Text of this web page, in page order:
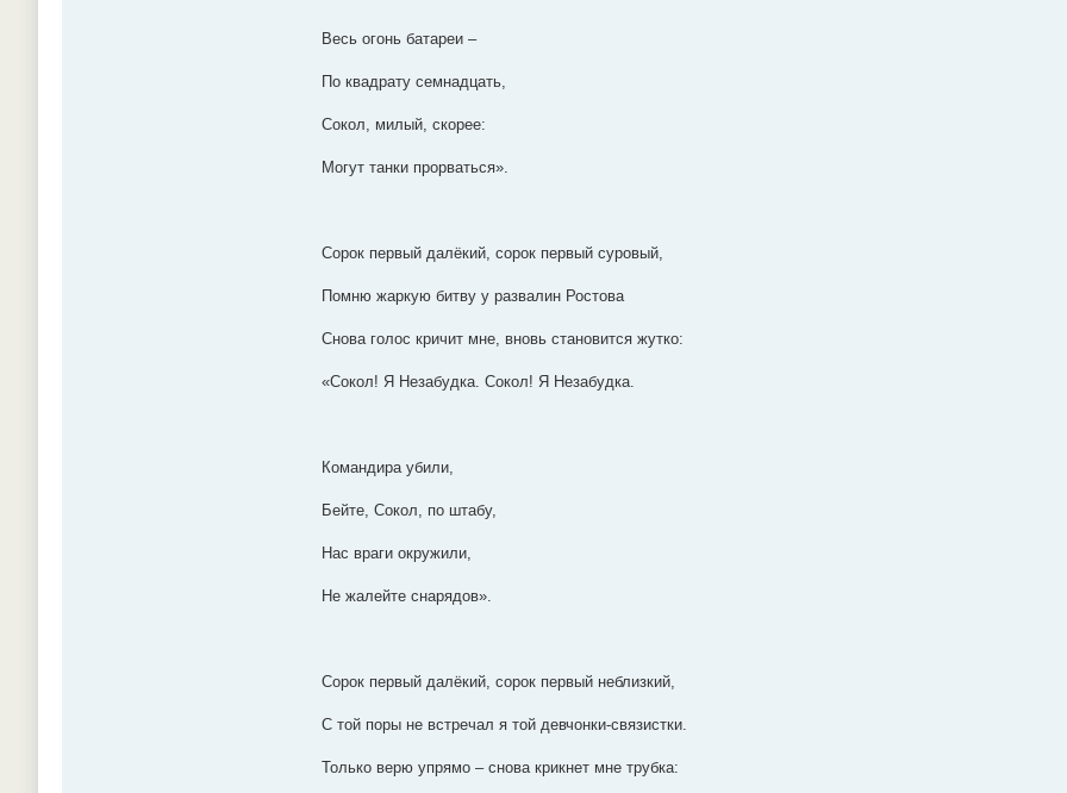
Весь огонь батареи –
По квадрату семнадцать,
Сокол, милый, скорее:
Могут танки прорваться».
Сорок первый далёкий, сорок первый суровый,
Помню жаркую битву у развалин Ростова
Снова голос кричит мне, вновь становится жутко:
«Сокол! Я Незабудка. Сокол! Я Незабудка.
Командира убили,
Бейте, Сокол, по штабу,
Нас враги окружили,
Не жалейте снарядов».
Сорок первый далёкий, сорок первый неблизкий,
С той поры не встречал я той девчонки-связистки.
Только верю упрямо – снова крикнет мне трубка: